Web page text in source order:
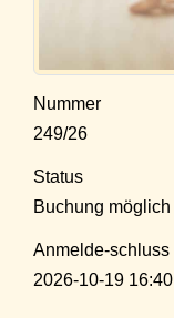
Nummer
249/26
Status
Buchung möglich
Anmelde-schluss
2026-10-19 16:40